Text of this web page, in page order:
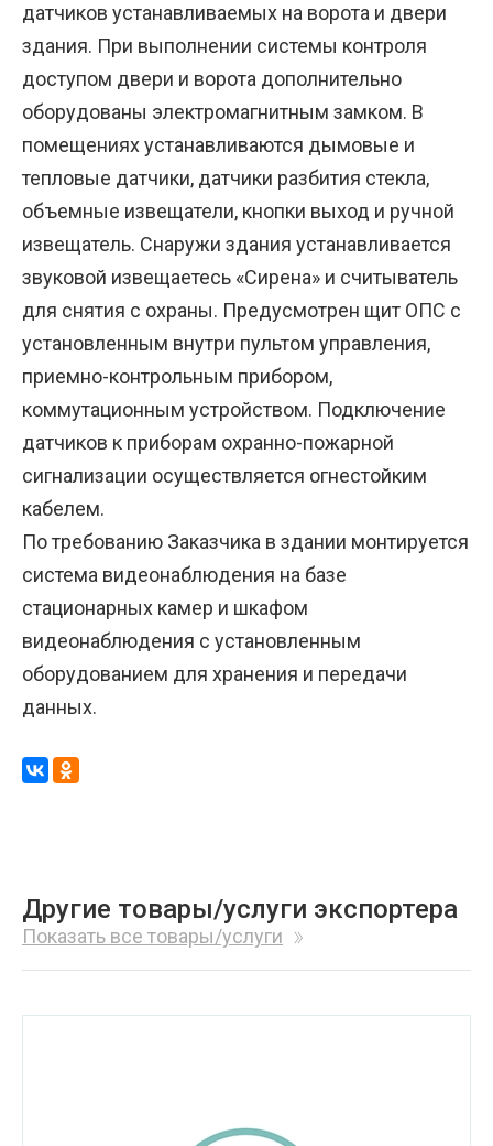
датчиков устанавливаемых на ворота и двери
здания. При выполнении системы контроля
доступом двери и ворота дополнительно
оборудованы электромагнитным замком. В
помещениях устанавливаются дымовые и
тепловые датчики, датчики разбития стекла,
объемные извещатели, кнопки выход и ручной
извещатель. Снаружи здания устанавливается
звуковой извещаетесь «Сирена» и считыватель
для снятия с охраны. Предусмотрен щит ОПС с
установленным внутри пультом управления,
приемно-контрольным прибором,
коммутационным устройством. Подключение
датчиков к приборам охранно-пожарной
сигнализации осуществляется огнестойким
кабелем.
По требованию Заказчика в здании монтируется
система видеонаблюдения на базе
стационарных камер и шкафом
видеонаблюдения с установленным
оборудованием для хранения и передачи
данных.
Другие товары/услуги экспортера
Показать все товары/услуги